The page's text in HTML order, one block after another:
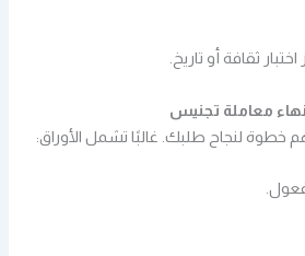
ثقافة أو تاريخ.
معاملة تجنيس
خطوة لنجاح طلبك. غالبًا تشمل الأوراق: